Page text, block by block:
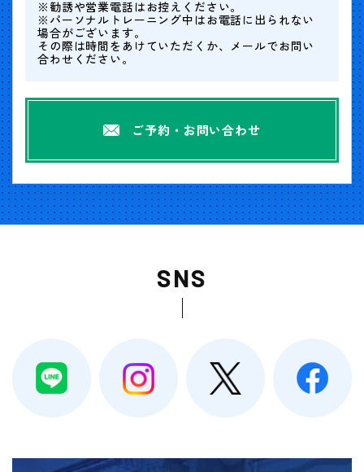
※勧誘や営業電話はお控えください。
※パーソナルトレーニング中はお電話に出られない
場合がございます。
その際は時間をあけていただくか、メールでお問い
合わせください。
ご予約・お問い合わせ
SNS